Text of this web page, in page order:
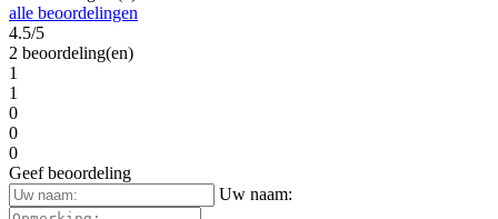
alle beoordelingen
4.5/5
2 beoordeling(en)
1
1
0
0
0
Geef beoordeling
Uw naam: